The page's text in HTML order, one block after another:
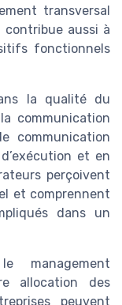
transversal
contribue aussi à
fonctionnels
la qualité du
communication
communication
et en
perçoivent
et comprennent
dans un
management
allocation des
peuvent